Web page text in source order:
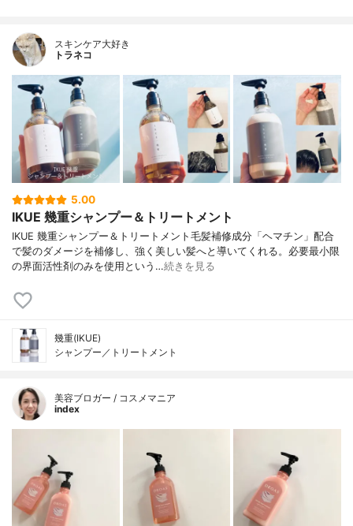
スキンケア大好き
トラネコ
5.00
IKUE 幾重シャンプー＆トリートメント
IKUE 幾重シャンプー＆トリートメント毛髪補修成分「ヘマチン」配合
で髪のダメージを補修し、強く美しい髪へと導いてくれる。必要最小限
の界面活性剤のみを使用という…続きを見る
幾重(IKUE)
シャンプー／トリートメント
美容ブロガー / コスメマニア
index